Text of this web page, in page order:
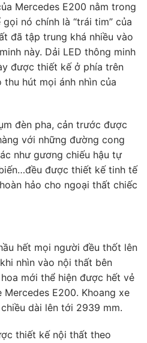
Mercedes E200 nằm trong
nó chính là “trái tim” của
đã tập trung khá nhiều vào
này. Dải LED thông minh
được thiết kế ở phía trên
hút mọi ánh nhìn của
đèn pha, cản trước được
với những đường cong
như gương chiếu hậu tự
được thiết kế tinh tế
hảo cho ngoại thất chiếc
hết mọi người đều thốt lên
nhìn vào nội thất bên
mới thể hiện được hết vẻ
E200. Khoang xe
dài lên tới 2939 mm.
thiết kế nội thất theo